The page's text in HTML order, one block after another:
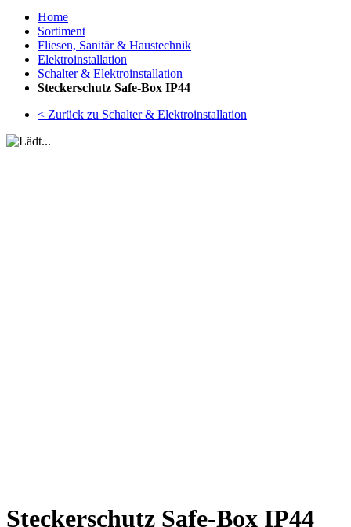
Home
Sortiment
Fliesen, Sanitär & Haustechnik
Elektroinstallation
Schalter & Elektroinstallation
Steckerschutz Safe-Box IP44
< Zurück zu Schalter & Elektroinstallation
Steckerschutz Safe-Box IP44